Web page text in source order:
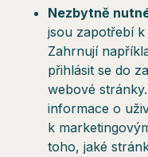
Nezbytně
jsou zapotřebí
Zahrnují
přihlásit se do
webové
informace o
k
toho, jaké